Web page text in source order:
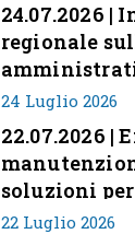
24.07.2026 |
regionale
nei piccoli
24 Luglio 2026
22.07.2026 |
soluzioni
servizi
22 Luglio 2026